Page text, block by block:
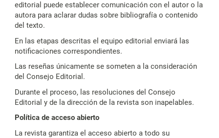
editorial puede establecer comunicación con el autor o la
autora para aclarar dudas sobre bibliografía o contenido
del texto.
En las etapas descritas el equipo editorial enviará las
notificaciones correspondientes.
Las reseñas únicamente se someten a la consideración
del Consejo Editorial.
Durante el proceso, las resoluciones del Consejo
Editorial y de la dirección de la revista son inapelables.
Política de acceso abierto
La revista garantiza el acceso abierto a todo su